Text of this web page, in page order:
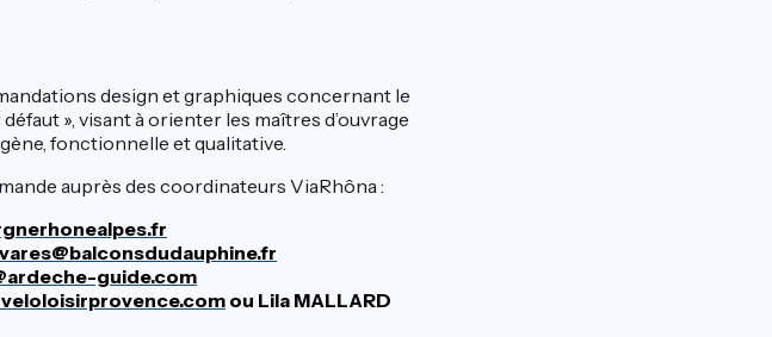
design et graphiques concernant le
», visant à orienter les maîtres d’ouvrage
fonctionnelle et qualitative.
auprès des coordinateurs ViaRhôna :
guide.com
ou Lila MALLARD